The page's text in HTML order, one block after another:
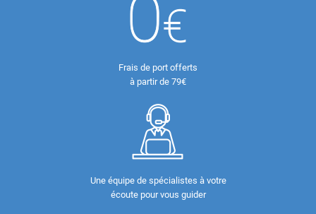
Frais de port offerts
à partir de 79€
Une équipe de spécialistes à votre
écoute pour vous guider